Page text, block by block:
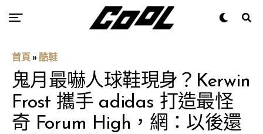
首頁 » 酷鞋
鬼月最嚇人球鞋現身？Kerwin
Frost 攜手 adidas 打造最怪
奇 Forum High，網：以後還